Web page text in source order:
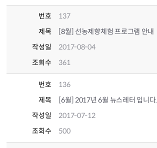
번호
137
제목
[8월] 선농제향체험 프로그램 안내
작성일
2017-08-04
조회수
361
번호
136
제목
[6월] 2017년 6월 뉴스레터 입니다.
작성일
2017-07-12
조회수
500